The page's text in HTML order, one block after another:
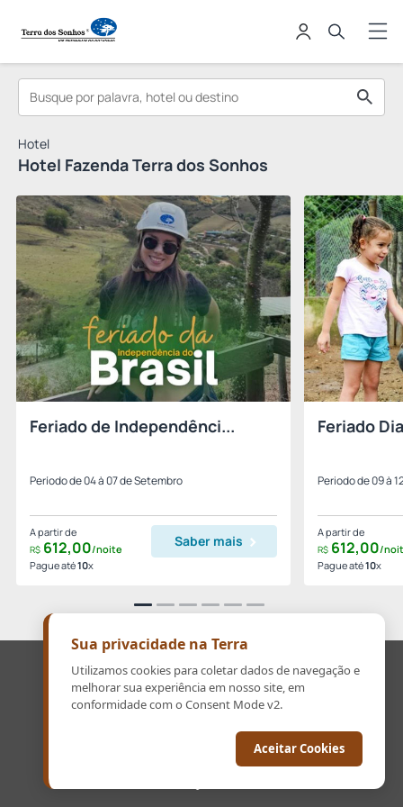
Hotel
Hotel Fazenda Terra dos Sonhos
Feriado de Independênci...
Período de 04 à 07 de Setembro
A partir de
R$ 612,00/noite
Pague até10x
Saber mais
Feriado
Periodo de 09 à
A partir de
R$ 612,00/
Pague até10x
reservassonhos09@gmail.com
19 99930-5375
© 2026 Hotel Fazenda Terra dos Sonhos.
Sua privacidade na Terra
Utilizamos cookies para coletar dados de navegação e
melhorar sua experiência em nosso site, em
conformidade com o Consent Mode v2.
Aceitar Cookies